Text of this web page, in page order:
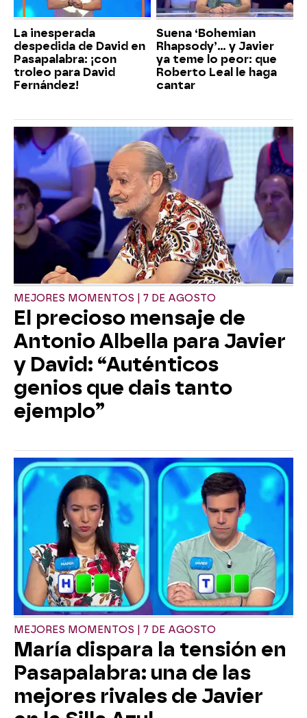
La inesperada
despedida de David en
Pasapalabra: ¡con
troleo para David
Fernández!
Suena ‘Bohemian
Rhapsody’... y Javier
ya teme lo peor: que
Roberto Leal le haga
cantar
MEJORES MOMENTOS | 7 DE AGOSTO
El precioso mensaje de
Antonio Albella para Javier
y David: “Auténticos
genios que dais tanto
ejemplo”
MEJORES MOMENTOS | 7 DE AGOSTO
María dispara la tensión en
Pasapalabra: una de las
mejores rivales de Javier